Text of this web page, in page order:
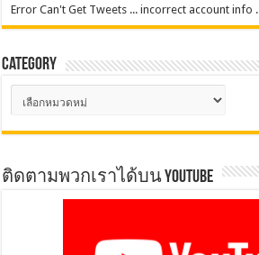
Error Can't Get Tweets ... incorrect account info .
Category
Category
ติดตามพวกเราได้บน YOUTUBE